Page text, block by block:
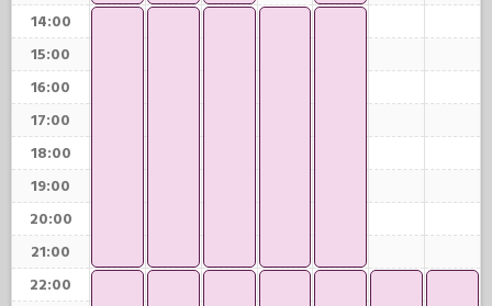
14:00
15:00
16:00
17:00
18:00
19:00
20:00
21:00
22:00